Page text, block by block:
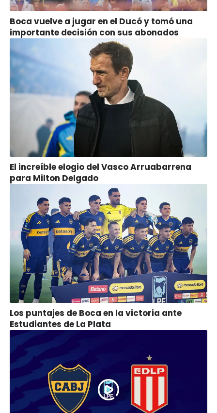
Boca vuelve a jugar en el Ducó y tomó una
importante decisión con sus abonados
El increíble elogio del Vasco Arruabarrena
para Milton Delgado
Los puntajes de Boca en la victoria ante
Estudiantes de La Plata